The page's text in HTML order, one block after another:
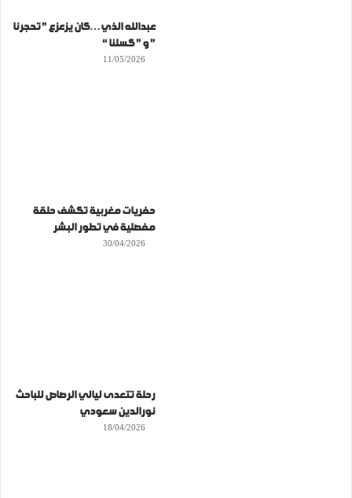
عبدالله الذي…كان يزعزع ” تحجرنا
” و ” كسلنا “
11/05/2026
حفريات مغربية تكشف حلقة
مفصلية في تطور البشر
30/04/2026
رحلة تتعدى ليالي الرصاص للباحث
نورالدين سعودي
18/04/2026